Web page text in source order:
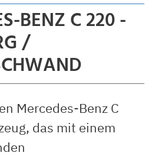
BENZ C 220 -
/
Mercedes-Benz C
das mit einem